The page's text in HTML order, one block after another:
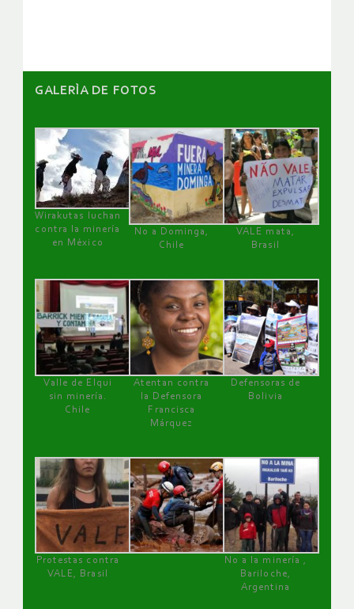
GALERÌA DE FOTOS
Wirakutas luchan
contra la minería
en México
No a Dominga,
Chile
VALE mata,
Brasil
Valle de Elqui
sin minería.
Chile
Atentan contra
la Defensora
Francisca
Márquez
Defensoras de
Bolivia
Protestas contra
VALE, Brasil
No a la minería ,
Bariloche,
Argentina